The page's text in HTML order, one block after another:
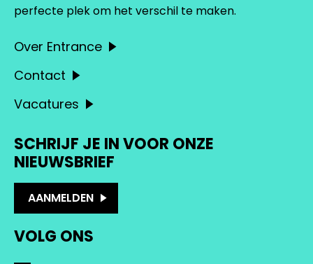
perfecte plek om het verschil te maken.
Over Entrance
Contact
Vacatures
SCHRIJF JE IN VOOR ONZE
NIEUWSBRIEF
AANMELDEN
VOLG ONS